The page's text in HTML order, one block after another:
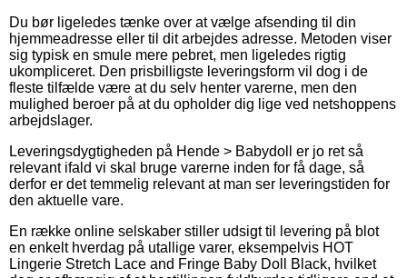
Du bør ligeledes tænke over at vælge afsending til din
hjemmeadresse eller til dit arbejdes adresse. Metoden viser
sig typisk en smule mere pebret, men ligeledes rigtig
ukompliceret. Den prisbilligste leveringsform vil dog i de
fleste tilfælde være at du selv henter varerne, men den
mulighed beroer på at du opholder dig lige ved netshoppens
arbejdslager.
Leveringsdygtigheden på Hende > Babydoll er jo ret så
relevant ifald vi skal bruge varerne inden for få dage, så
derfor er det temmelig relevant at man ser leveringstiden for
den aktuelle vare.
En række online selskaber stiller udsigt til levering på blot
en enkelt hverdag på utallige varer, eksempelvis HOT
Lingerie Stretch Lace and Fringe Baby Doll Black, hvilket